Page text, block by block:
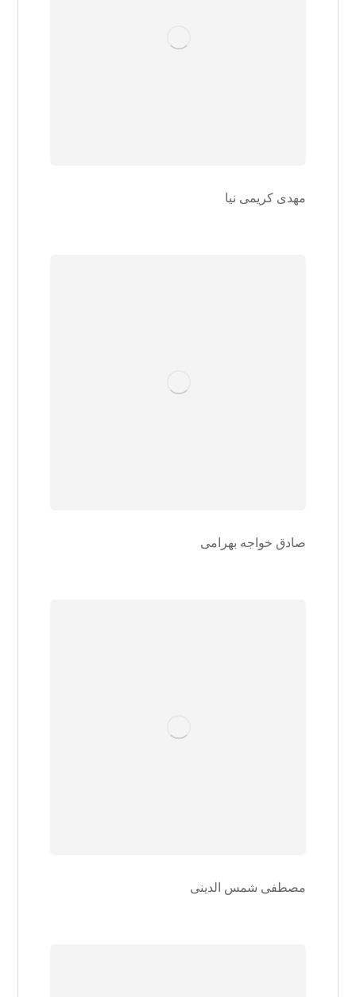
مهدی کریمی نیا
صادق خواجه بهرامی
مصطفی شمس الدینی